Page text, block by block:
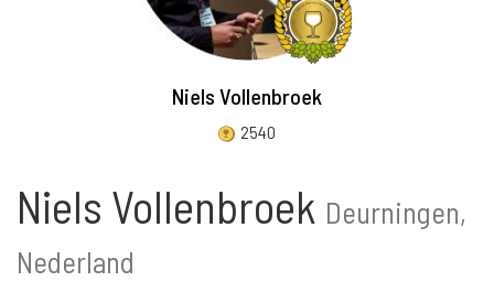
Niels Vollenbroek
2540
Niels Vollenbroek Deurningen,
Nederland